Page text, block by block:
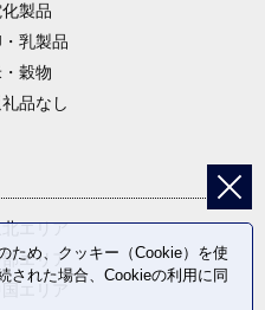
製品
・乳製品
穀物
品なし
エリア
エリア
ため、クッキー（Cookie）を使
された場合、Cookieの利用に同